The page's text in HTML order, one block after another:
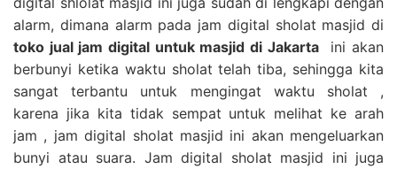
alarm, dimana alarm pada jam digital sholat masjid di
toko jual jam digital untuk masjid di Jakartaini akan
berbunyi ketika waktu sholat telah tiba, sehingga kita
sangat terbantu untuk mengingat waktu sholat ,
karena jika kita tidak sempat untuk melihat ke arah
jam , jam digital sholat masjid ini akan mengeluarkan
bunyi atau suara. Jam digital sholat masjid ini juga